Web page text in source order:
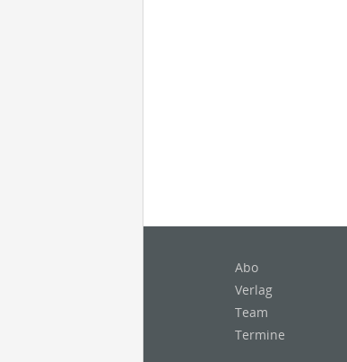
Abo
Verlag
Team
Termine